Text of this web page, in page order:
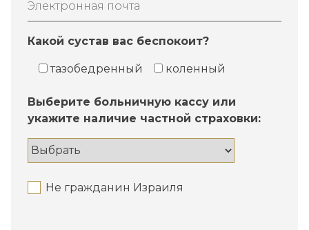
Электронная почта
Какой сустав вас беспокоит?
тазобедренный коленный
Выберите больничную кассу или
укажите наличие частной страховки:
Не гражданин Израиля